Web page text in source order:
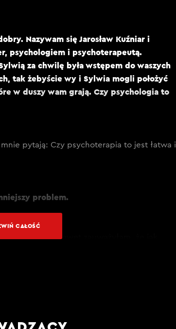
Nazywam się Jarosław Kuźniar i
psychologiem i psychoterapeutą.
za chwilę była wstępem do waszych
tak żebyście wy i Sylwia mogli położyć
w duszy wam grają. Czy psychologia to
pytają: Czy psychoterapia to jest łatwa i
problem.
prosta. Ja nawet zauważyłam, że jak
CAŁOŚĆ